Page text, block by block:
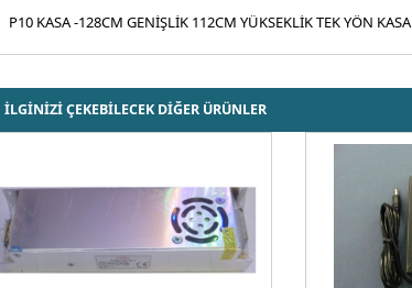
P10 KASA -128CM GENİŞLİK 112CM YÜKSEKLİK TEK YÖN KASA
İLGİNİZİ ÇEKEBİLECEK DİĞER ÜRÜNLER